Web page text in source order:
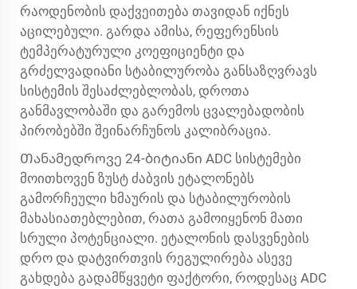
რაოდენობის დაქვეითება თავიდან იქნეს
აცილებული. გარდა ამისა, რეფერენსის
ტემპერატურული კოეფიციენტი და
გრძელვადიანი სტაბილურობა განსაზღვრავს
სისტემის შესაძლებლობას, დროთა
განმავლობაში და გარემოს ცვალებადობის
პირობებში შეინარჩუნოს კალიბრაცია.
Თანამედროვე 24-ბიტიანი ADC სისტემები
მოითხოვენ ზუსტ ძაბვის ეტალონებს
გამორჩეული ხმაურის და სტაბილურობის
მახასიათებლებით, რათა გამოიყენონ მათი
სრული პოტენციალი. ეტალონის დასვენების
დრო და დატვირთვის რეგულირება ასევე
გახდება გადამწყვეტი ფაქტორი, როდესაც ADC